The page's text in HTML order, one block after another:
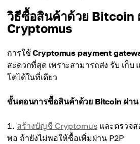
วิธีซื้อสินค้าด้วย Bitcoin
Cryptomus
การใช้Cryptomus payment
สะดวกที่สุด เพราะสามารถส่ง รับ เก็บ
โตได้ในที่เดียว
ขั้นตอนการซื้อสินค้าด้วย Bitcoin ผ่า
สร้างบัญชี Cryptomus และตรวจ
พอ ถ้ายังไม่พอให้ซื้อเพิ่มผ่าน P2P